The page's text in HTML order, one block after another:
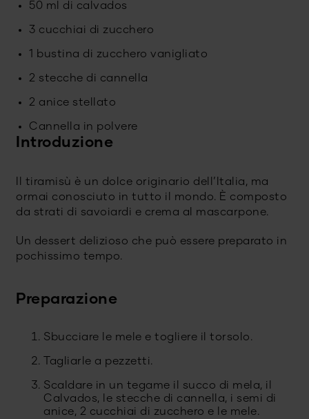
50 ml di calvados
3 cucchiai di zucchero
1 bustina di zucchero vanigliato
2 stecche di cannella
2 anice stellato
Cannella in polvere
Introduzione
Il tiramisù è un dolce originario dell’Italia, ma
ormai conosciuto in tutto il mondo. È composto
da strati di savoiardi e crema al mascarpone.
Un dessert delizioso che può essere preparato in
pochissimo tempo.
Preparazione
Sbucciare le mele e togliere il torsolo.
Tagliarle a pezzetti.
Scaldare in un tegame il succo di mela, il
Calvados, le stecche di cannella, i semi di
anice, 2 cucchiai di zucchero e le mele.